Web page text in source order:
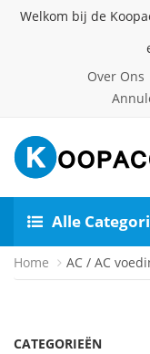
Welkom bij de
Over Ons
Alle
Home AC / AC
CATEGORIEËN